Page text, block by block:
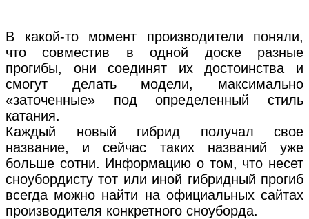
В какой-то момент производители поняли,
что совместив в одной доске разные
прогибы, они соединят их достоинства и
смогут делать модели, максимально
«заточенные» под определенный стиль
катания.
Каждый новый гибрид получал свое
название, и сейчас таких названий уже
больше сотни. Информацию о том, что несет
сноубордисту тот или иной гибридный прогиб
всегда можно найти на официальных сайтах
производителя конкретного сноуборда.